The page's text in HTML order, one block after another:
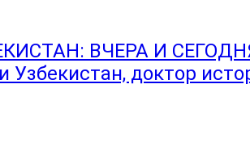
ВЧЕРА И
доктор